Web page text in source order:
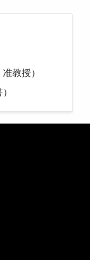
教授）